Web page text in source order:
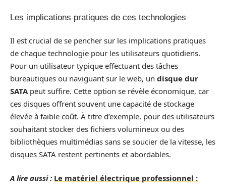
Les implications pratiques de ces technologies
Il est crucial de se pencher sur les implications pratiques
de chaque technologie pour les utilisateurs quotidiens.
Pour un utilisateur typique effectuant des tâches
bureautiques ou naviguant sur le web, un disque dur
SATA peut suffire. Cette option se révèle économique, car
ces disques offrent souvent une capacité de stockage
élevée à faible coût. À titre d’exemple, pour des utilisateurs
souhaitant stocker des fichiers volumineux ou des
bibliothèques multimédias sans se soucier de la vitesse, les
disques SATA restent pertinents et abordables.
A lire aussi : Le matériel électrique professionnel :